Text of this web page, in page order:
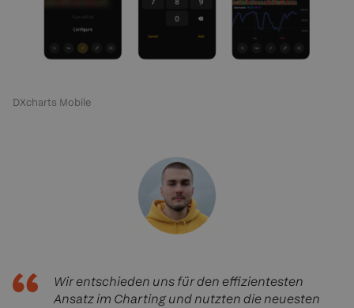
DXcharts Mobile
Wir entschieden uns für den effizientesten
Ansatz im Charting und nutzten die neuesten